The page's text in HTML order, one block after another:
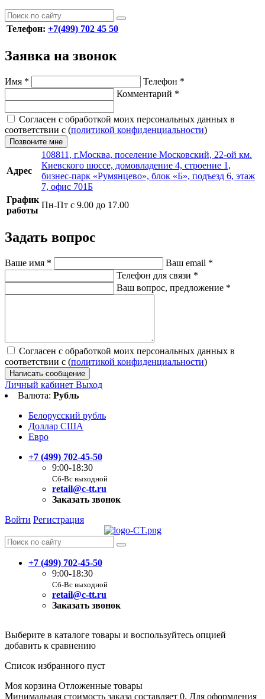
Телефон: +7(499) 702 45 50
Заявка на звонок
Имя * Телефон *
Комментарий *
Согласен с обработкой моих персональных данных в
соответствии с (политикой конфиденциальности)
Позвоните мне
Адрес
108811, г.Москва, поселение Московский, 22-ой км.
Киевского шоссе, домовладение 4, строение 1,
бизнес-парк «Румянцево», блок «Б», подъезд 6, этаж
7, офис 701Б
График
работы
Пн-Пт с 9.00 до 17.00
Задать вопрос
Ваше имя * Ваш email *
Телефон для связи *
Ваш вопрос, предложение *
Согласен с обработкой моих персональных данных в
соответствии с (политикой конфиденциальности)
Написать сообщение
Личный кабинет Выход
Валюта: Рубль
Белорусский рубль
Доллар США
Евро
+7 (499) 702-45-50
9:00-18:30
Сб-Вс выходной
retail@c-tt.ru
Заказать звонок
Войти Регистрация
+7 (499) 702-45-50
9:00-18:30
Сб-Вс выходной
retail@c-tt.ru
Заказать звонок
Выберите в каталоге товары и воспользуйтесь опцией
добавить к сравнению
Список избранного пуст
Моя корзина Отложенные товары
Минимальная стоимость заказа составляет 0. Для оформления